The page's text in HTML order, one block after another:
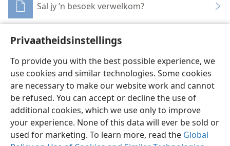
Privaatheidsinstellings
To provide you with the best possible experience, we
use cookies and similar technologies. Some cookies
are necessary to make our website work and cannot
be refused. You can accept or decline the use of
additional cookies, which we use only to improve
your experience. None of this data will ever be sold or
used for marketing. To learn more, read the Global
Sal jy ’n besoek verwelkom?
Afrikaans Deel Voorkeure
Copyright© 2026 Watch Tower Bible and Tract Society of Pennsylvania
Gebruiksvoorwaardes Privaatheidsbeleid
Privaatheidsinstellings
JW.ORG
Meld aan